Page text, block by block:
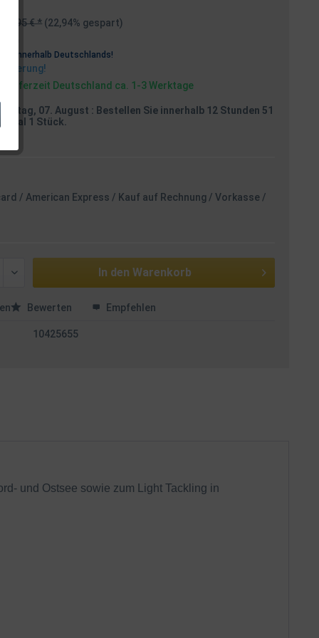
69,95 € * (22,94% gespart)
innerhalb Deutschlands!
Deutschland ca. 1-3 Werktage
07. August : Bestellen Sie innerhalb 12 Stunden 51
1 Stück.
/ American Express / Kauf auf Rechnung / Vorkasse /
In den Warenkorb
Bewerten Empfehlen
10425655
und Ostsee sowie zum Light Tackling in